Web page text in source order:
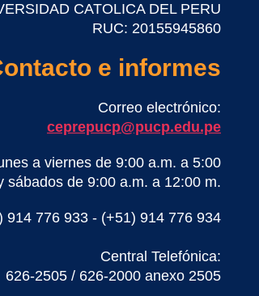
CATOLICA DEL PERU
RUC: 20155945860
e informes
Correo electrónico:
ceprepucp@pucp.edu.pe
a viernes de 9:00 a.m. a 5:00
sábados de 9:00 a.m. a 12:00 m.
914 776 933 - (+51) 914 776 934
Central Telefónica:
626-2505 / 626-2000 anexo 2505